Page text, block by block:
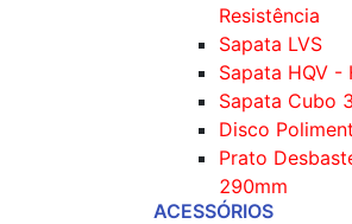
Resistência
Sapata LVS
Sapata HQV -
Sapata Cubo
Disco
Prato
290mm
ACESSÓRIOS